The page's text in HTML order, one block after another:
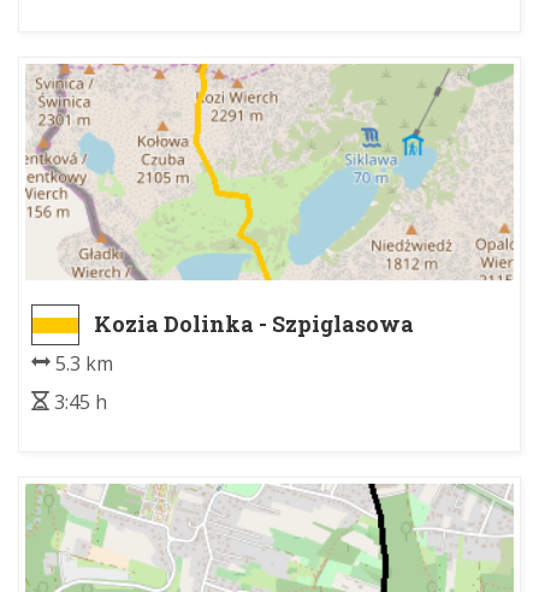
Kozia Dolinka - Szpiglasowa
5.3 km
3:45 h